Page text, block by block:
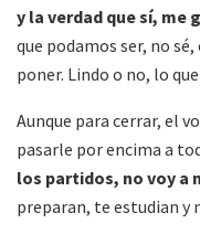
y la verdad que sí, me
que podamos ser, no
poner. Lindo o no, lo
Aunque para cerrar, el
pasarle por encima a
los partidos, no voy a
preparan, te estudian y